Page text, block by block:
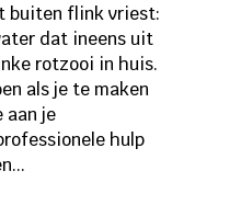
buiten flink vriest:
dat ineens uit
rotzooi in huis.
als je te maken
je
hulp